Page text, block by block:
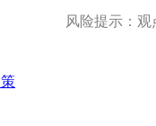
风险提示：